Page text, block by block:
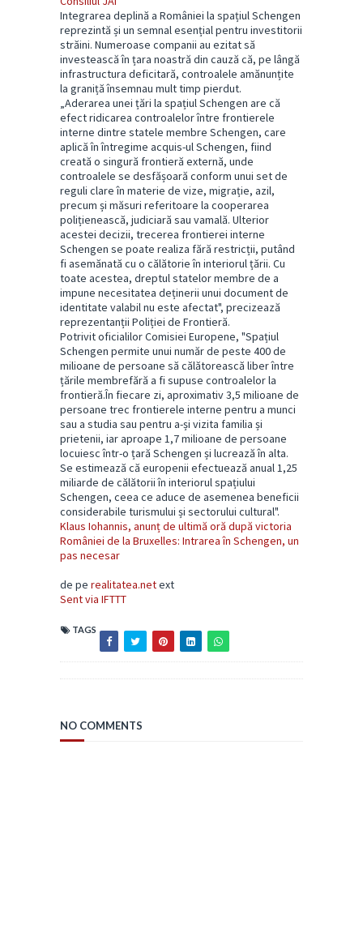
Integrarea deplină a României la spațiul Schengen
reprezintă și un semnal esențial pentru investitorii
străini. Numeroase companii au ezitat să
investească în țara noastră din cauză că, pe lângă
infrastructura deficitară, controalele amănunțite
la graniță însemnau mult timp pierdut.
„Aderarea unei țări la spațiul Schengen are că
efect ridicarea controalelor între frontierele
interne dintre statele membre Schengen, care
aplică în întregime acquis-ul Schengen, fiind
creată o singură frontieră externă, unde
controalele se desfășoară conform unui set de
reguli clare în materie de vize, migrație, azil,
precum și măsuri referitoare la cooperarea
polițienească, judiciară sau vamală. Ulterior
acestei decizii, trecerea frontierei interne
Schengen se poate realiza fără restricții, putând
fi asemănată cu o călătorie în interiorul țării. Cu
toate acestea, dreptul statelor membre de a
impune necesitatea deținerii unui document de
identitate valabil nu este afectat", precizează
reprezentanții Poliției de Frontieră.
Potrivit oficialilor Comisiei Europene, "Spațiul
Schengen permite unui număr de peste 400 de
milioane de persoane să călătorească liber între
țările membrefără a fi supuse controalelor la
frontieră.În fiecare zi, aproximativ 3,5 milioane de
persoane trec frontierele interne pentru a munci
sau a studia sau pentru a-și vizita familia și
prietenii, iar aproape 1,7 milioane de persoane
locuiesc într-o țară Schengen și lucrează în alta.
Se estimează că europenii efectuează anual 1,25
miliarde de călătorii în interiorul spațiului
Schengen, ceea ce aduce de asemenea beneficii
considerabile turismului și sectorului cultural".
Klaus Iohannis, anunț de ultimă oră după victoria
României de la Bruxelles: Intrarea în Schengen, un
pas necesar
de pe realitatea.netext
Sent via IFTTT
TAGS
NO COMMENTS